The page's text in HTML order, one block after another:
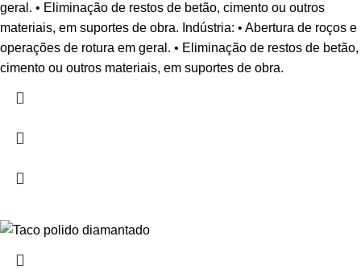
geral. • Eliminação de restos de betão, cimento ou outros
materiais, em suportes de obra. Indústria: • Abertura de roços e
operações de rotura em geral. • Eliminação de restos de betão,
cimento ou outros materiais, em suportes de obra.